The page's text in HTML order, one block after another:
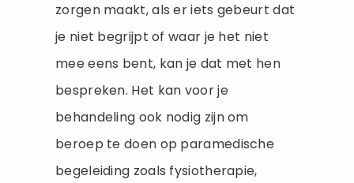
zorgen maakt, als er iets gebeurt dat
je niet begrijpt of waar je het niet
mee eens bent, kan je dat met hen
bespreken. Het kan voor je
behandeling ook nodig zijn om
beroep te doen op paramedische
begeleiding zoals fysiotherapie,